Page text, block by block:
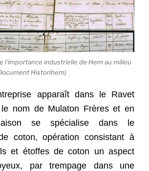
l’importance industrielle de Hem au milieu
Historihem)
apparaît dans le Ravet
nom de Mulaton Frères et en
se spécialise dans le
coton, opération consistant à
et étoffes de coton un aspect
par trempage dans une